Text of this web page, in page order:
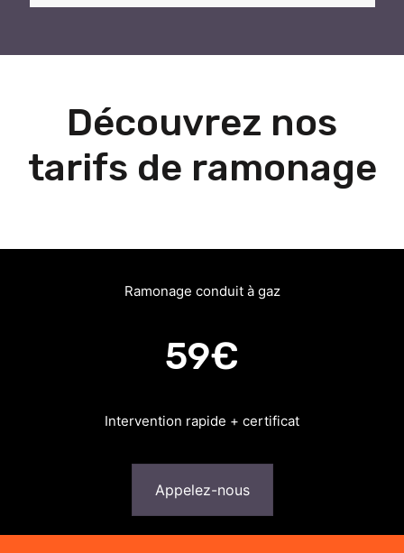
Découvrez nos
tarifs de ramonage
Ramonage conduit à gaz
59€
Intervention rapide + certificat
Appelez-nous